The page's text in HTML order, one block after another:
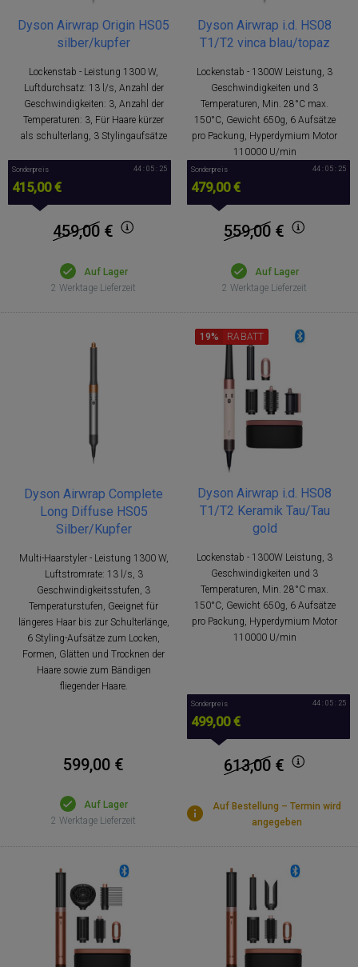
Dyson Airwrap Origin HS05
silber/kupfer
Lockenstab - Leistung 1300 W,
Luftdurchsatz: 13 l/s, Anzahl der
Geschwindigkeiten: 3, Anzahl der
Temperaturen: 3, Für Haare kürzer
als schulterlang, 3 Stylingaufsätze
Sonderpreis
415,00 €
44 : 05 : 25
459,00 €
Auf Lager
2 Werktage Lieferzeit
Dyson Airwrap i.d. HS08
T1/T2 vinca blau/topaz
Lockenstab - 1300W Leistung, 3
Geschwindigkeiten und 3
Temperaturen, Min. 28°C max.
150°C, Gewicht 650g, 6 Aufsätze
pro Packung, Hyperdymium Motor
110000 U/min
Sonderpreis
479,00 €
44 : 05 : 25
559,00 €
Auf Lager
2 Werktage Lieferzeit
Dyson Airwrap Complete
Long Diffuse HS05
Silber/Kupfer
Multi-Haarstyler - Leistung 1300 W,
Luftstromrate: 13 l/s, 3
Geschwindigkeitsstufen, 3
Temperaturstufen, Geeignet für
längeres Haar bis zur Schulterlänge,
6 Styling-Aufsätze zum Locken,
Formen, Glätten und Trocknen der
Haare sowie zum Bändigen
fliegender Haare.
599,00 €
Auf Lager
2 Werktage Lieferzeit
Dyson Airwrap i.d. HS08
T1/T2 Keramik Tau/Tau
gold
Lockenstab - 1300W Leistung, 3
Geschwindigkeiten und 3
Temperaturen, Min. 28°C max.
150°C, Gewicht 650g, 6 Aufsätze
pro Packung, Hyperdymium Motor
110000 U/min
19% RABATT
Sonderpreis
499,00 €
44 : 05 : 25
613,00 €
Auf Bestellung – Termin wird
angegeben